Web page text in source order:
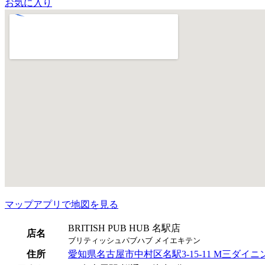
お気に入り
マップアプリで地図を見る
店名
BRITISH PUB HUB 名駅店
ブリティッシュパブハブ メイエキテン
住所
愛知県名古屋市中村区名駅3-15-11 M三ダイニ